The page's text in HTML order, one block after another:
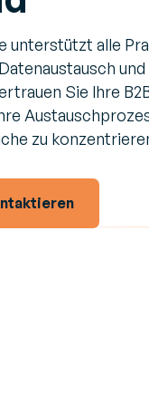
unterstützt alle
Sie Ihre
zu